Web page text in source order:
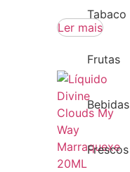
Tabaco
Frutas
Bebidas
Frescos
Ler mais